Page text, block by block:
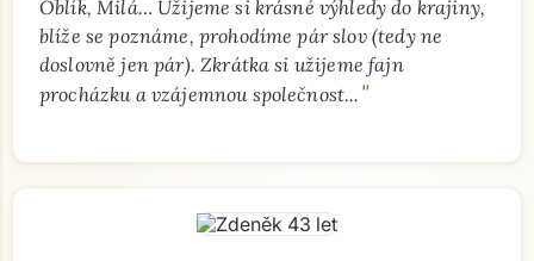
Oblík, Milá… Užijeme si krásné výhledy do krajiny,
blíže se poznáme, prohodíme pár slov (tedy ne
doslovně jen pár). Zkrátka si užijeme fajn
procházku a vzájemnou společnost... "